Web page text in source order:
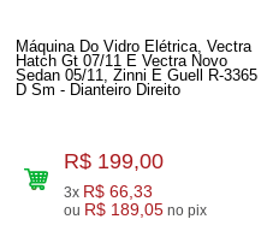
Máquina Do Vidro Elétrica, Vectra
Hatch Gt 07/11 E Vectra Novo
Sedan 05/11, Zinni E Guell R-3365
D Sm - Dianteiro Direito
R$ 199,00
3x R$ 66,33
ou R$ 189,05 no pix